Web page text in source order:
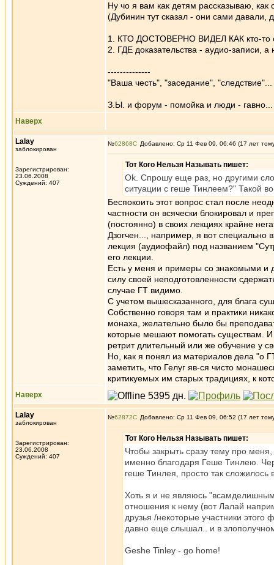
Ну чо я вам как детям рассказываю,
(Дубинин тут сказал - они сами давали,
1. КТО ДОСТОВЕРНО ВИДЕЛ КАК кто-то с
2. ГДЕ доказательства - аудио-записи, а
--------------
"Ваша честь", "заседание", "следствие"...
З.Ы. и форум - помойка и люди - гавно...
Наверх
Lalay
заблокирован
Зарегистрирован:
23.06.2008
Суждений: 407
№62868 Добавлено: Ср 11 Фев 09, 06:46 (17 лет
Тот Кого Нельзя Называть пишет:
Ok. Спрошу еще раз, но другими
ситуации с геше Тинлеем?" Такой
Беспокоить этот вопрос стал после
частности он всячески блокировал и
(постоянно) в своих лекциях крайне
Дзогчен..., например, я вот
лекция (аудиофайл) под названием
его лекции.
Есть у меня и примеры со знакомыми и
силу своей неподготовленности
случае ГТ видимо.
С учетом вышесказанного, для блага
Собственно говоря там и практики
монаха, желательно было бы
которые мешают помогать существам. И
ретрит длительный или же обучение у
Но, как я понял из материалов дела "о
заметить, что Гелуг яв-ся чисто
критикуемых им старых традициях, к
Наверх
Lalay
заблокирован
Зарегистрирован:
23.06.2008
Суждений: 407
№62872 Добавлено: Ср 11 Фев 09, 06:52 (17 лет
Тот Кого Нельзя Называть пишет:
Чтобы закрыть сразу тему про
именно благодаря Геше Тинлею.
геше Тинлея, просто так сложилось
Хоть я и не являюсь
отношения к нему (вот Лалай
друзья /некоторые участники
давно еще слышал.. и в
Geshe Tinley - go home!